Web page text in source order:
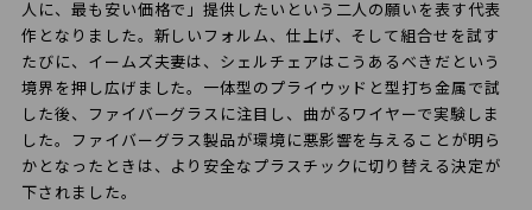
人に、最も安い価格で」提供したいという二人の願いを表す代表
作となりました。新しいフォルム、仕上げ、そして組合せを試す
たびに、イームズ夫妻は、シェルチェアはこうあるべきだという
境界を押し広げました。一体型のプライウッドと型打ち金属で試
した後、ファイバーグラスに注目し、曲がるワイヤーで実験しま
した。ファイバーグラス製品が環境に悪影響を与えることが明ら
かとなったときは、より安全なプラスチックに切り替える決定が
下されました。